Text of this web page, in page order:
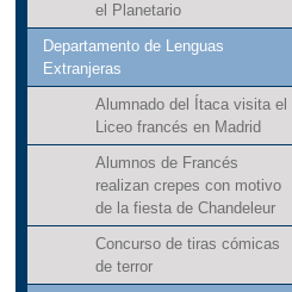
el Planetario
Departamento de Lenguas
Extranjeras
Alumnado del Ítaca visita el
Liceo francés en Madrid
Alumnos de Francés
realizan crepes con motivo
de la fiesta de Chandeleur
Concurso de tiras cómicas
de terror